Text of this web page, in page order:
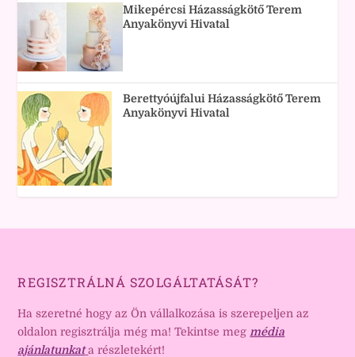
Mikepércsi Házasságkötő Terem
Anyakönyvi Hivatal
Berettyóújfalui Házasságkötő Terem
Anyakönyvi Hivatal
REGISZTRÁLNÁ SZOLGÁLTATÁSÁT?
Ha szeretné hogy az Ön vállalkozása is szerepeljen az
oldalon regisztrálja még ma! Tekintse megmédia
ajánlatunkat a részletekért!